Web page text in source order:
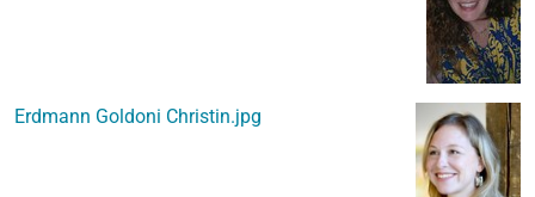
Erdmann Goldoni Christin.jpg